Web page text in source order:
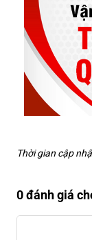
Thời gian cập
0 đánh giá